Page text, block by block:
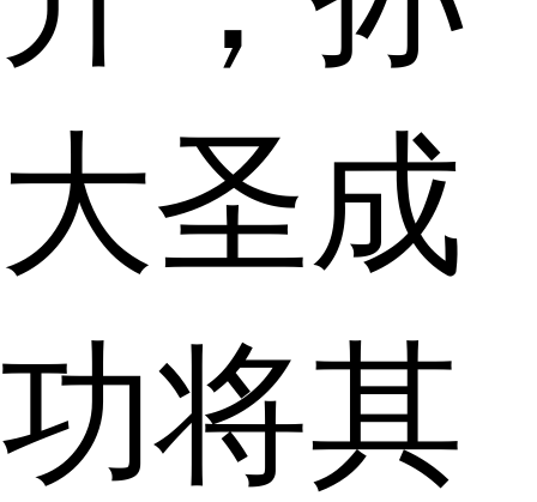
大圣成
功将其